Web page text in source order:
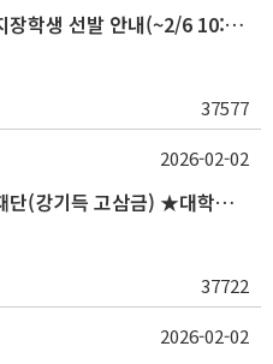
2026-1학기 신양문화재단 복지장학생 선발 안내(~2/6 10:00)
37577
2026-1학기 서울대학교 발전재단(강기득 고삼금) ★대학원생★장학생 선발 안내(~2/5 10:00)
37722
2026-02-02
2026-02-02